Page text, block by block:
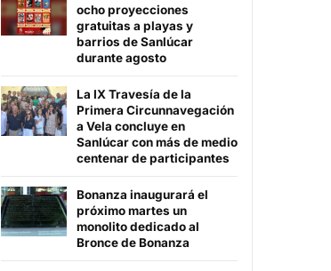
ocho proyecciones
gratuitas a playas y
barrios de Sanlúcar
durante agosto
La IX Travesía de la
Primera Circunnavegación
a Vela concluye en
Sanlúcar con más de medio
centenar de participantes
Bonanza inaugurará el
próximo martes un
monolito dedicado al
Bronce de Bonanza